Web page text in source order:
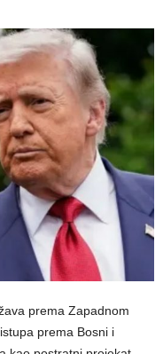
prema Zapadnom
prema Bosni i